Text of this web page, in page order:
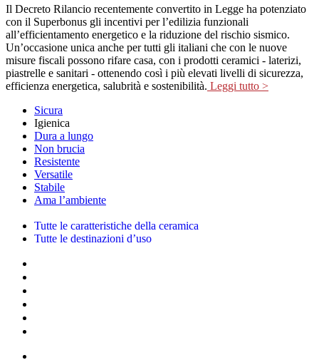
Il Decreto Rilancio recentemente convertito in Legge ha potenziato
con il Superbonus gli incentivi per l’edilizia funzionali
all’efficientamento energetico e la riduzione del rischio sismico.
Un’occasione unica anche per tutti gli italiani che con le nuove
misure fiscali possono rifare casa, con i prodotti ceramici - laterizi,
piastrelle e sanitari - ottenendo così i più elevati livelli di sicurezza,
efficienza energetica, salubrità e sostenibilità. Leggi tutto >
Sicura
Igienica
Dura a lungo
Non brucia
Resistente
Versatile
Stabile
Ama l’ambiente
Tutte le caratteristiche della ceramica
Tutte le destinazioni d’uso